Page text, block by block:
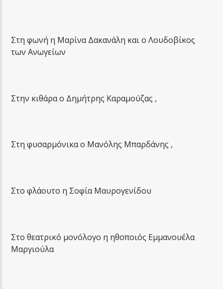
Στη φωνή η Μαρίνα Δακανάλη και ο Λουδοβίκος
των Ανωγείων
Στην κιθάρα ο Δημήτρης Καραμούζας ,
Στη φυσαρμόνικα ο Μανόλης Μπαρδάνης ,
Στο φλάουτο η Σοφία Μαυρογενίδου
Στο θεατρικό μονόλογο η ηθοποιός Εμμανουέλα
Μαργιούλα